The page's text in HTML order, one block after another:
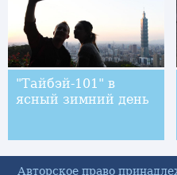
"Тайбэй-101" в
ясный зимний день
Авторское право